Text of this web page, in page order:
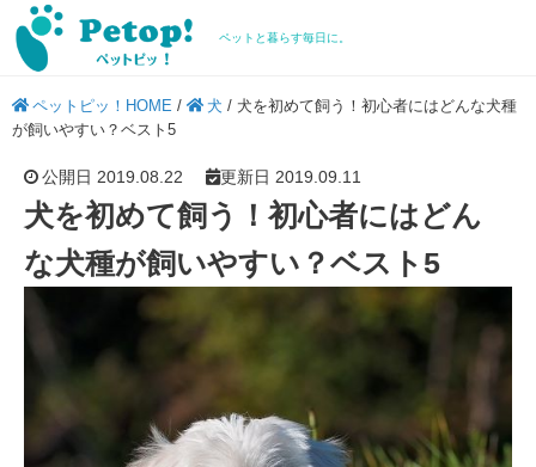
ペットと暮らす毎日に。
ペットピッ！HOME / 犬 / 犬を初めて飼う！初心者にはどんな犬種
が飼いやすい？ベスト5
公開日 2019.08.22 更新日 2019.09.11
犬を初めて飼う！初心者にはどん
な犬種が飼いやすい？ベスト5